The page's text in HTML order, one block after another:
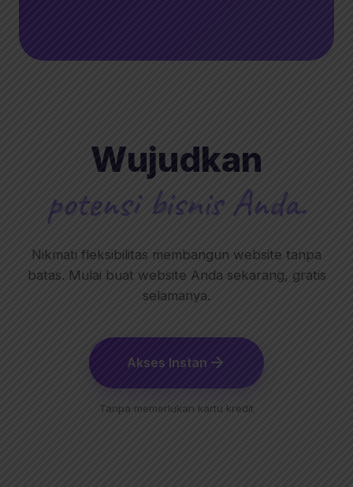
Wujudkan
potensi bisnis Anda.
Nikmati fleksibilitas membangun website tanpa
batas. Mulai buat website Anda sekarang, gratis
selamanya.
Akses Instan
Tanpa memerlukan kartu kredit